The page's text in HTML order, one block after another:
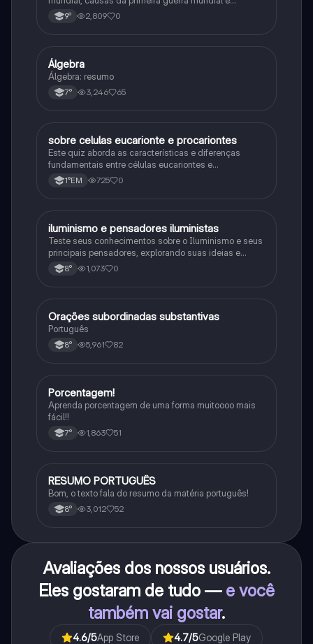
consequências da Primeira Guerra Mundial, fases da
primeira guerra mundial
9° 2,809 0
Matematica
Álgebra
Álgebra: resumo
7° 3,246 65
Biologia
sobre celulas eucarionte e procariontes
Este quiz aborda as características e diferenças
fundamentais entre células eucariontes e
procariontes.
1°EM 725 0
História
iluminismo e pensadores iluministas
Teste seus conhecimentos sobre o Iluminismo e seus
principais pensadores, explorando suas ideias e
impacto histórico.
8° 1,073 0
Português
Orações subordinadas substantivas
Português
8° 5,961 82
Matematica
Porcentagem!
Aprenda porcentagem de uma forma muitoooo mais
fácil!!
7° 1,863 51
Português
RESUMO PORTUGUÊS
Bom, o texto fala do resumo da matéria português!
8° 3,012 52
Avaliações dos nossos usuários.
Eles gostaram de tudo — e você
também vai gostar.
4.6/5App Store 4.7/5Google Play